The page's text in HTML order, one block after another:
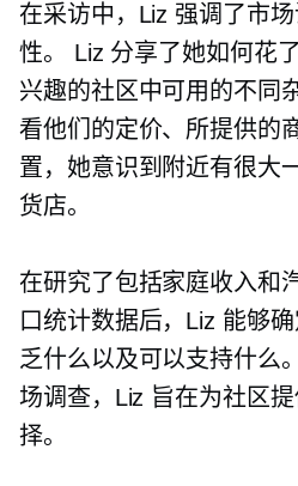
在采访中，Liz 强调了市
性。 Liz 分享了她如何花
兴趣的社区中可用的不同
看他们的定价、所提供的
置，她意识到附近有很大
货店。
在研究了包括家庭收入和
口统计数据后，Liz 能够
乏什么以及可以支持什么
场调查，Liz 旨在为社区
择。